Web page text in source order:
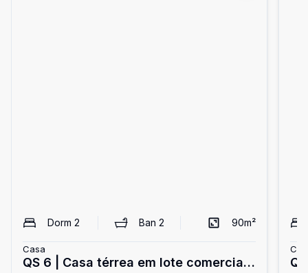
Dorm 2 Ban2 90m²
Casa
QS 6 | Casa térrea em lote comercial
QN 7 | Casa 2